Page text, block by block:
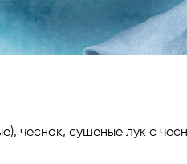
чеснок, сушеные лук с